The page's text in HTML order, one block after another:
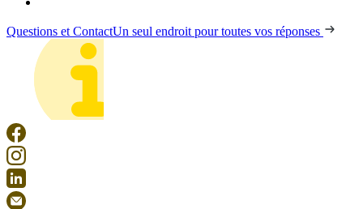
Questions et ContactUn seul endroit pour toutes vos réponses